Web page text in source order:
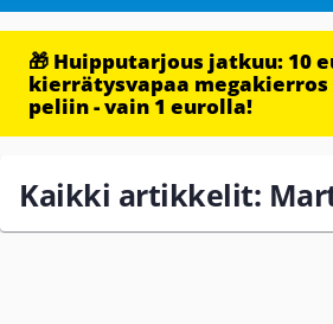
🎁 Huipputarjous jatkuu: 10
kierrätysvapaa megakierros
peliin - vain 1 eurolla!
Kaikki artikkelit: